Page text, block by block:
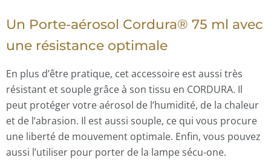
Un Porte-aérosol Cordura® 75 ml avec
une résistance optimale
En plus d’être pratique, cet accessoire est aussi très
résistant et souple grâce à son tissu en CORDURA. Il
peut protéger votre aérosol de l’humidité, de la chaleur
et de l’abrasion. Il est aussi souple, ce qui vous procure
une liberté de mouvement optimale. Enfin, vous pouvez
aussi l’utiliser pour porter de la lampe sécu-one.